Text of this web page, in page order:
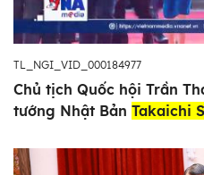
TL_NGI_VID_000184977
Chủ tịch Quốc hội Trần
tướng Nhật Bản Takaichi